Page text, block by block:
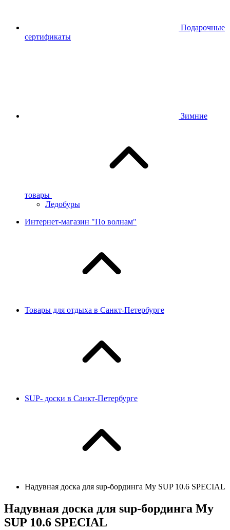
Подарочные
сертификаты
Зимние
товары
Ледобуры
Интернет-магазин "По волнам"
Товары для отдыха в Санкт-Петербурге
SUP- доски в Санкт-Петербурге
Надувная доска для sup-бординга My SUP 10.6 SPECIAL
Надувная доска для sup-бординга My
SUP 10.6 SPECIAL